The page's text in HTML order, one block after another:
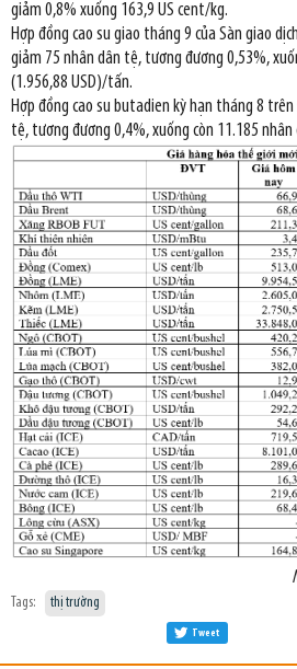
giảm 0,8% xuống 163,9 US cent/kg.
Hợp đồng cao su giao tháng 9 của Sàn giao
giảm 75 nhân dân tệ, tương đương 0,53%,
(1.956,88 USD)/tấn.
Hợp đồng cao su butadien kỳ hạn tháng 8 trên
tệ, tương đương 0,4%, xuống còn 11.185
Tags: thị trường
Tweet